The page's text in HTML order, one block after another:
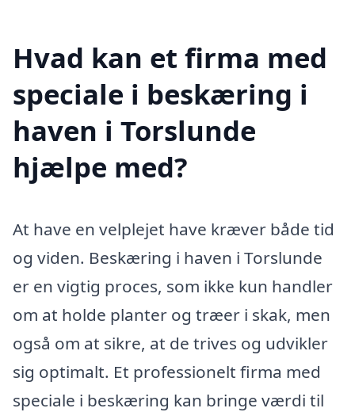
Hvad kan et firma med
speciale i beskæring i
haven i Torslunde
hjælpe med?
At have en velplejet have kræver både tid
og viden. Beskæring i haven i Torslunde
er en vigtig proces, som ikke kun handler
om at holde planter og træer i skak, men
også om at sikre, at de trives og udvikler
sig optimalt. Et professionelt firma med
speciale i beskæring kan bringe værdi til